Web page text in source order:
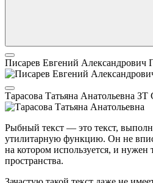
Писарев Евгений Александрович
Тарасова Татьяна Анатольевна ЗТ
Рыбный текст — это текст,
утилитарную функцию. Он не
на котором используется, и нужен
пространства.